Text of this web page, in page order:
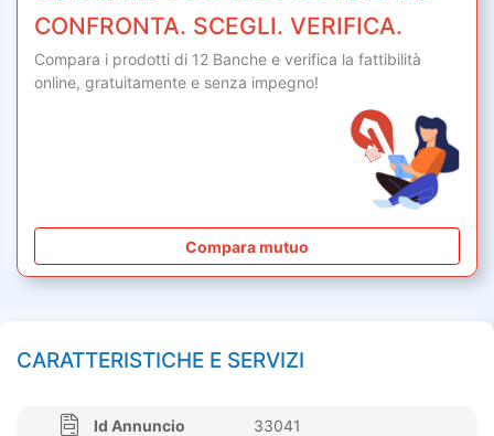
CONFRONTA. SCEGLI. VERIFICA.
Compara i prodotti di 12 Banche e verifica la fattibilità
online, gratuitamente e senza impegno!
Compara mutuo
CARATTERISTICHE E SERVIZI
Id Annuncio 33041